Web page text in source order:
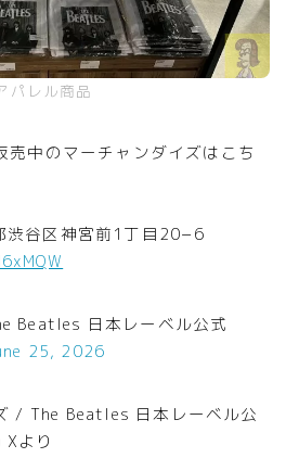
パレル商品
売中のマーチャンダイズはこち
谷区神宮前1丁目20−6
Beatles 日本レーベル公式
25, 2026
/ The Beatles 日本レーベル公
Xより